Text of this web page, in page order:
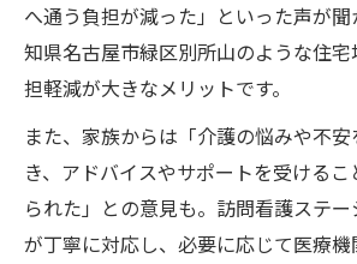
へ通う負担が減った」といった声が
知県名古屋市緑区別所山のような住
担軽減が大きなメリットです。
また、家族からは「介護の悩みや不
き、アドバイスやサポートを受ける
られた」との意見も。訪問看護ステ
が丁寧に対応し、必要に応じて医療